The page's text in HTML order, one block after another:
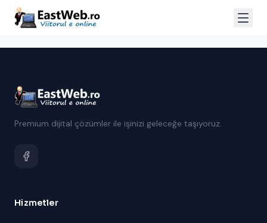
Premium dijital çözümler ile işinizi geleceğe taşıyoruz.
Hizmetler